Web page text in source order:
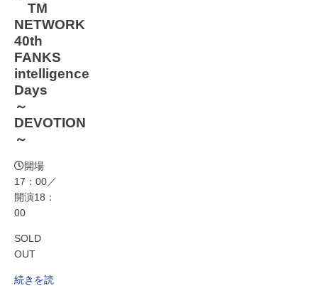
TM
NETWORK
40th
FANKS
intelligence
Days
～
DEVOTION
～
開場
17：00／
開演18：
00
SOLD
OUT
続きを読